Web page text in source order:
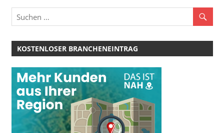
KOSTENLOSER BRANCHENEINTRAG